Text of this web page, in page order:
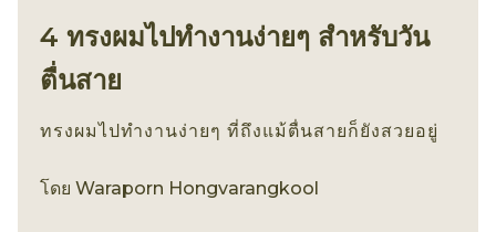
4 ทรงผมไปทำงานง่ายๆ สำหรับวัน
ตื่นสาย
ทรงผมไปทำงานง่ายๆ ที่ถึงแม้ตื่นสายก็ยังสวยอยู่
โดย Waraporn Hongvarangkool